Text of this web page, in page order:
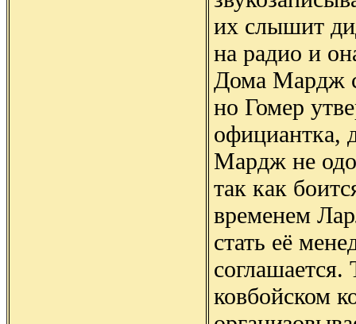
их слышит
на радио и
Дома Мардж
но Гомер
официантка,
Мардж не
так как
временем
стать её
соглашается.
ковбойском